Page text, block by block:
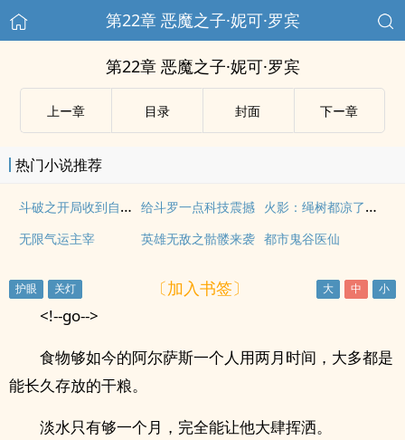
第22章 恶魔之子·妮可·罗宾
第22章 恶魔之子·妮可·罗宾
上ー章 目录 封面 下ー章
热门小说推荐
斗破之开局收到自己遗书 给斗罗一点科技震撼 火影：绳树都凉了，你也能救活？
无限气运主宰 英雄无敌之骷髅来袭 都市鬼谷医仙
〔加入书签〕
<!--go-->
食物够如今的阿尔萨斯一个人用两月时间，大多都是
能长久存放的干粮。
淡水只有够一个月，完全能让他大肆挥洒。